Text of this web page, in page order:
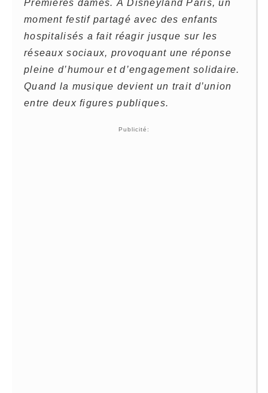
Premières dames. À Disneyland Paris, un
moment festif partagé avec des enfants
hospitalisés a fait réagir jusque sur les
réseaux sociaux, provoquant une réponse
pleine d’humour et d’engagement solidaire.
Quand la musique devient un trait d’union
entre deux figures publiques.
Publicité: